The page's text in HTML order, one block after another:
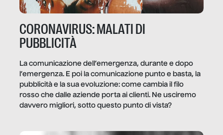
CORONAVIRUS: MALATI DI
PUBBLICITÀ
La comunicazione dell’emergenza, durante e dopo
l’emergenza. E poi la comunicazione punto e basta, la
pubblicità e la sua evoluzione: come cambia il filo
rosso che dalle aziende porta ai clienti. Ne usciremo
davvero migliori, sotto questo punto di vista?